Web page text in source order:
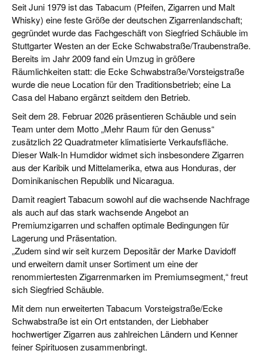
Seit Juni 1979 ist das Tabacum (Pfeifen, Zigarren und Malt
Whisky) eine feste Größe der deutschen Zigarrenlandschaft;
gegründet wurde das Fachgeschäft von Siegfried Schäuble im
Stuttgarter Westen an der Ecke Schwabstraße/Traubenstraße.
Bereits im Jahr 2009 fand ein Umzug in größere
Räumlichkeiten statt: die Ecke Schwabstraße/Vorsteigstraße
wurde die neue Location für den Traditionsbetrieb; eine La
Casa del Habano ergänzt seitdem den Betrieb.
Seit dem 28. Februar 2026 präsentieren Schäuble und sein
Team unter dem Motto „Mehr Raum für den Genuss“
zusätzlich 22 Quadratmeter klimatisierte Verkaufsfläche.
Dieser Walk-In Humdidor widmet sich insbesondere Zigarren
aus der Karibik und Mittelamerika, etwa aus Honduras, der
Dominikanischen Republik und Nicaragua.
Damit reagiert Tabacum sowohl auf die wachsende Nachfrage
als auch auf das stark wachsende Angebot an
Premiumzigarren und schaffen optimale Bedingungen für
Lagerung und Präsentation.
„Zudem sind wir seit kurzem Depositär der Marke Davidoff
und erweitern damit unser Sortiment um eine der
renommiertesten Zigarrenmarken im Premiumsegment,“ freut
sich Siegfried Schäuble.
Mit dem nun erweiterten Tabacum Vorsteigstraße/Ecke
Schwabstraße ist ein Ort entstanden, der Liebhaber
hochwertiger Zigarren aus zahlreichen Ländern und Kenner
feiner Spirituosen zusammenbringt.